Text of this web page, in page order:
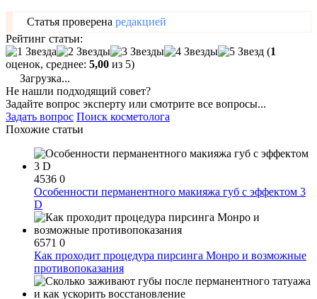
Статья проверена редакцией
Рейтинг статьи:
(1
оценок, среднее: 5,00 из 5)
Загрузка...
Не нашли подходящий совет?
Задайте вопрос эксперту или смотрите все вопросы...
Задать вопрос Поиск косметолога
Похожие статьи
4536 0
Особенности перманентного макияжа губ с эффектом 3
D
6571 0
Как проходит процедура пирсинга Монро и возможные
противопоказания